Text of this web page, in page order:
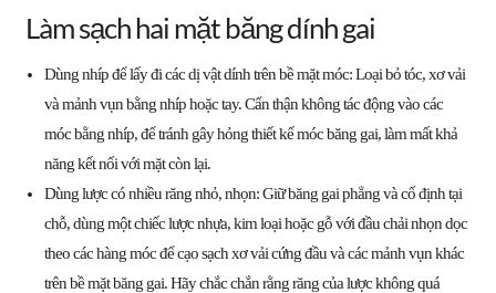
Làm sạch hai mặt băng dính gai
Dùng nhíp để lấy đi các dị vật dính trên bề mặt móc: Loại bỏ tóc, xơ vải
và mảnh vụn bằng nhíp hoặc tay. Cẩn thận không tác động vào các
móc bằng nhíp, để tránh gây hỏng thiết kế móc băng gai, làm mất khả
năng kết nối với mặt còn lại.
Dùng lược có nhiều răng nhỏ, nhọn: Giữ băng gai phẳng và cố định tại
chỗ, dùng một chiếc lược nhựa, kim loại hoặc gỗ với đầu chải nhọn dọc
theo các hàng móc để cạo sạch xơ vải cứng đầu và các mảnh vụn khác
trên bề mặt băng gai. Hãy chắc chắn rằng răng của lược không quá